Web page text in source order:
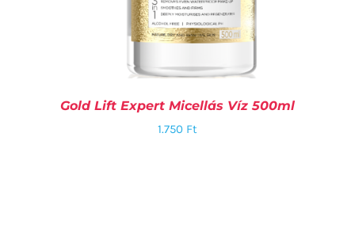
Gold Lift Expert Micellás Víz 500ml
1.750 Ft